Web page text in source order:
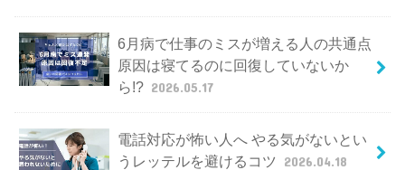
6月病で仕事のミスが増える人の共通点
原因は寝てるのに回復していないか
ら!? 2026.05.17
電話対応が怖い人へ やる気がないとい
うレッテルを避けるコツ
2026.04.18